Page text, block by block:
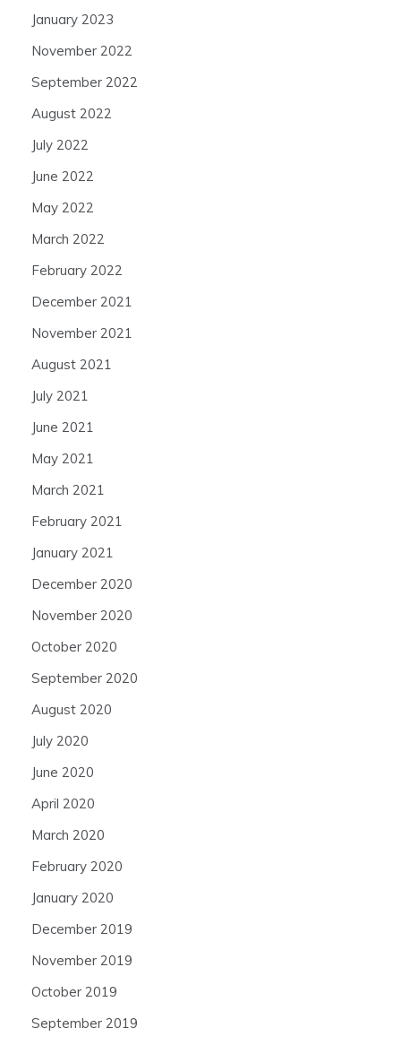
January 2023
November 2022
September 2022
August 2022
July 2022
June 2022
May 2022
March 2022
February 2022
December 2021
November 2021
August 2021
July 2021
June 2021
May 2021
March 2021
February 2021
January 2021
December 2020
November 2020
October 2020
September 2020
August 2020
July 2020
June 2020
April 2020
March 2020
February 2020
January 2020
December 2019
November 2019
October 2019
September 2019